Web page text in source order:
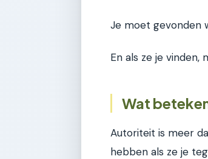
Je moet gevonden
En als ze je
Wat
Autoriteit is meer
hebben als ze je